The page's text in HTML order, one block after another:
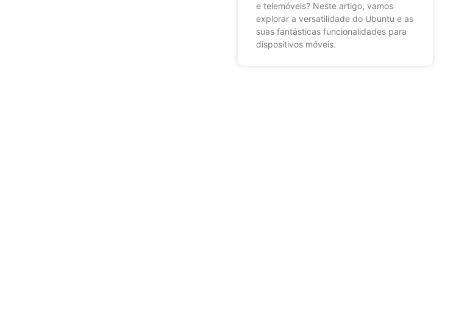
e telemóveis? Neste artigo, vamos
explorar a versatilidade do Ubuntu e as
suas fantásticas funcionalidades para
dispositivos móveis.